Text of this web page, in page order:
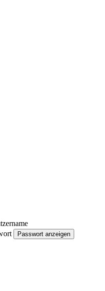
Passwort anzeigen